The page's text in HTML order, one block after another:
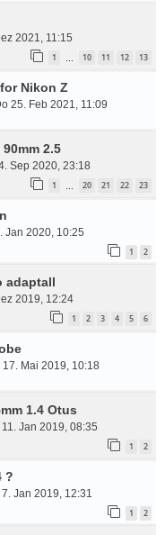
2021, 11:15
1 10 11 12 13
Nikon Z
25. Feb 2021, 11:09
2.5
Sep 2020, 23:18
1 20 21 22 23
Jan 2020, 10:25
1 2
adaptall
2019, 12:24
1 2 3 4 5 6
17. Mai 2019, 10:18
1.4 Otus
11. Jan 2019, 08:35
1 2
?
7. Jan 2019, 12:31
1 2